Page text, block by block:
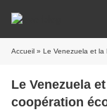
Accueil » Le Venezuela et la
Le Venezuela
coopération